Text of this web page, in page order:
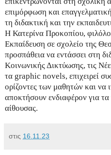
επιμόρφωση και
τη διδακτική και την
Η Κατερίνα Προκοπίου,
Εκπαίδευση σε σχολείο της
προσπάθεια να εντάσσει στη
Κοινωνικής Δικτύωσης, τις
τα graphic novels, επιχειρεί
ορίζοντες των μαθητών και να
αποκτήσουν ενδιαφέρον για
αίθουσας.
στις 16.11.23